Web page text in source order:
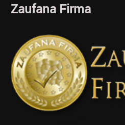
Zaufana Firma